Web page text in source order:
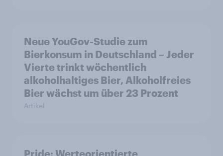
Neue YouGov-Studie zum
Bierkonsum in Deutschland – Jeder
Vierte trinkt wöchentlich
alkoholhaltiges Bier, Alkoholfreies
Bier wächst um über 23 Prozent
Artikel
Pride: Werteorientierte